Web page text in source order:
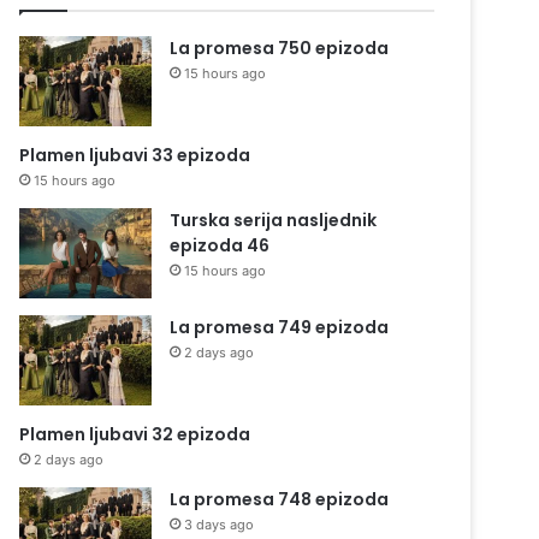
La promesa 750 epizoda
15 hours ago
Plamen ljubavi 33 epizoda
15 hours ago
Turska serija nasljednik
epizoda 46
15 hours ago
La promesa 749 epizoda
2 days ago
Plamen ljubavi 32 epizoda
2 days ago
La promesa 748 epizoda
3 days ago